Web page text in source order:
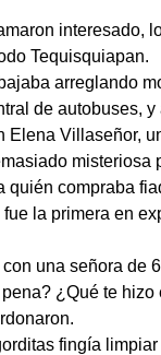
interesado,
Tequisquiapan.
arreglando
de autobuses,
Elena Villaseñor,
misteriosa
quién compraba
la primera en
una señora de
¿Qué te hizo
fingía